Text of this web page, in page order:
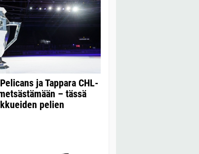
ja Tappara ​CHL-
– tässä
pelien